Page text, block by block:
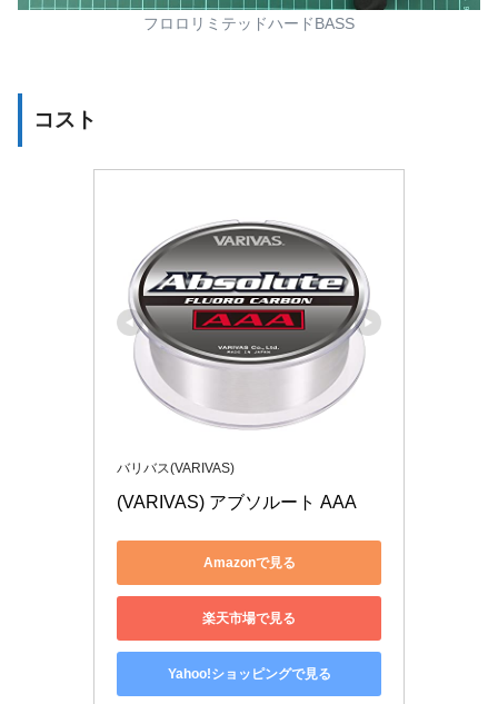
フロロリミテッドハードBASS
コスト
バリバス(VARIVAS)
(VARIVAS) アブソルート AAA
Amazonで見る
楽天市場で見る
Yahoo!ショッピングで見る